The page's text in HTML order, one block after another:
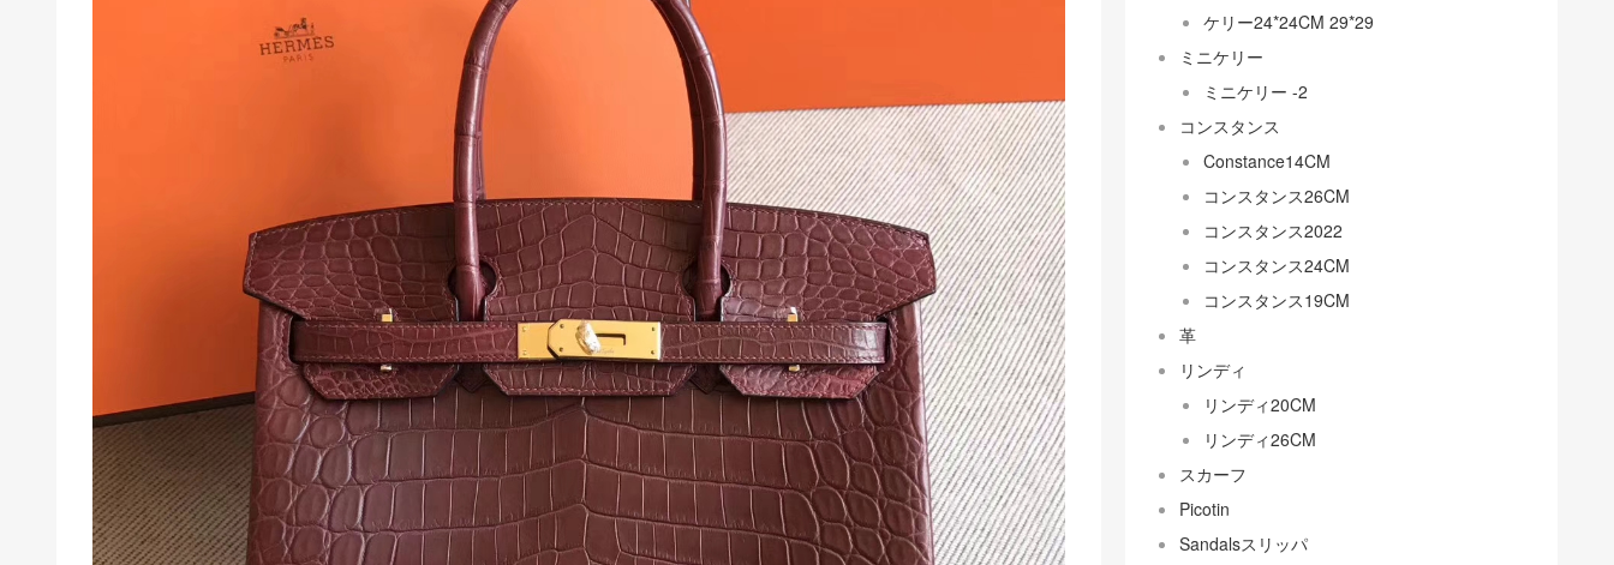
ケリー24*24CM 29*29
ミニケリー
ミニケリー -2
コンスタンス
Constance14CM
コンスタンス26CM
コンスタンス2022
コンスタンス24CM
コンスタンス19CM
革
リンディ
リンディ20CM
リンディ26CM
スカーフ
Picotin
Sandalsスリッパ